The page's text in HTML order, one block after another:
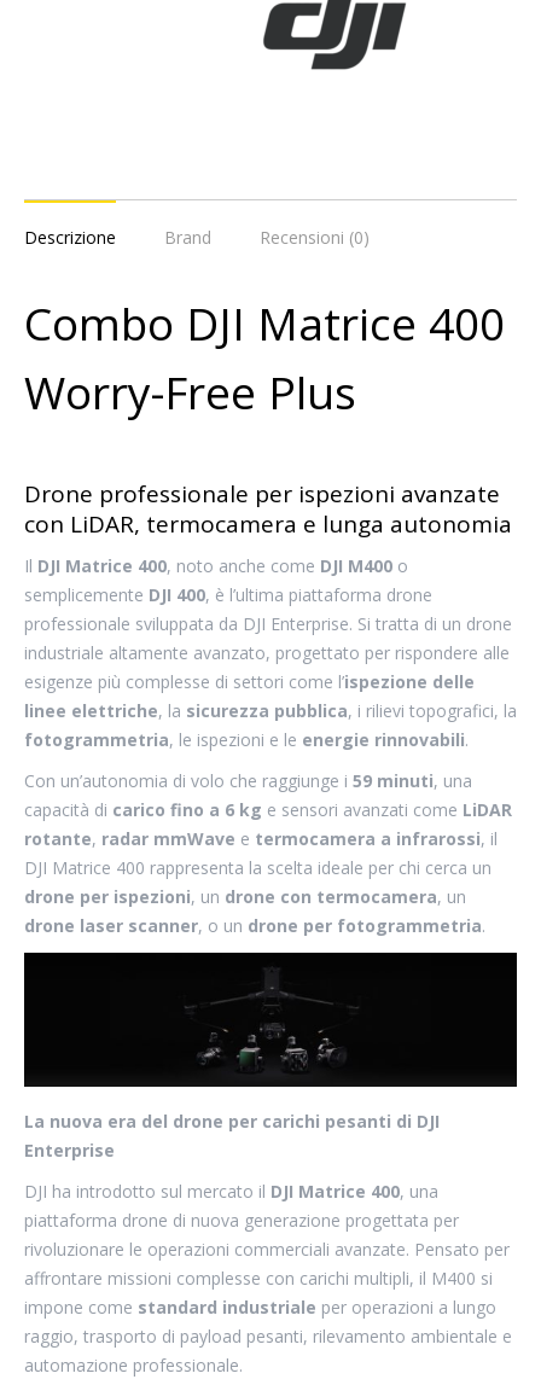
Descrizione Brand Recensioni (0)
Combo DJI Matrice 400
Worry-Free Plus
Drone professionale per ispezioni avanzate
con LiDAR, termocamera e lunga autonomia
Il DJI Matrice 400, noto anche come DJI M400 o
semplicemente DJI 400, è l’ultima piattaforma drone
professionale sviluppata da DJI Enterprise. Si tratta di un drone
industriale altamente avanzato, progettato per rispondere alle
esigenze più complesse di settori come l’ispezione delle
linee elettriche, la sicurezza pubblica, i rilievi topografici, la
fotogrammetria, le ispezioni e le energie rinnovabili.
Con un’autonomia di volo che raggiunge i 59 minuti, una
capacità di carico fino a 6 kg e sensori avanzati come LiDAR
rotante, radar mmWave e termocamera a infrarossi, il
DJI Matrice 400 rappresenta la scelta ideale per chi cerca un
drone per ispezioni, un drone con termocamera, un
drone laser scanner, o un drone per fotogrammetria.
La nuova era del drone per carichi pesanti di DJI
Enterprise
DJI ha introdotto sul mercato il DJI Matrice 400, una
piattaforma drone di nuova generazione progettata per
rivoluzionare le operazioni commerciali avanzate. Pensato per
affrontare missioni complesse con carichi multipli, il M400 si
impone come standard industriale per operazioni a lungo
raggio, trasporto di payload pesanti, rilevamento ambientale e
automazione professionale.